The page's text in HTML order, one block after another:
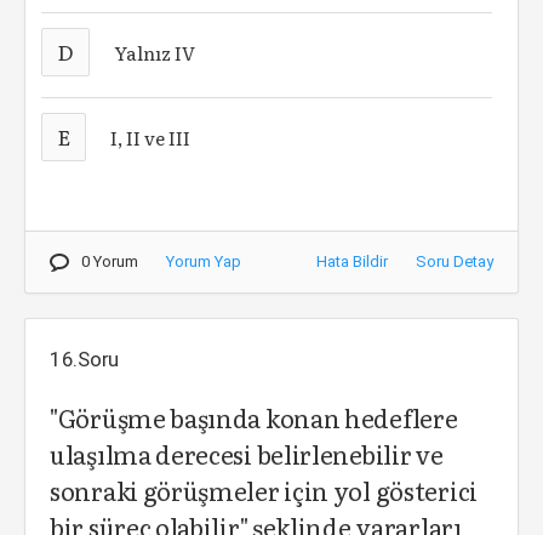
D Yalnız IV
E I, II ve III
0 Yorum Yorum Yap Hata Bildir Soru Detay
16.Soru
"Görüşme başında konan hedeflere
ulaşılma derecesi belirlenebilir ve
sonraki görüşmeler için yol gösterici
bir süreç olabilir" şeklinde yararları